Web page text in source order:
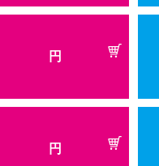
円
円